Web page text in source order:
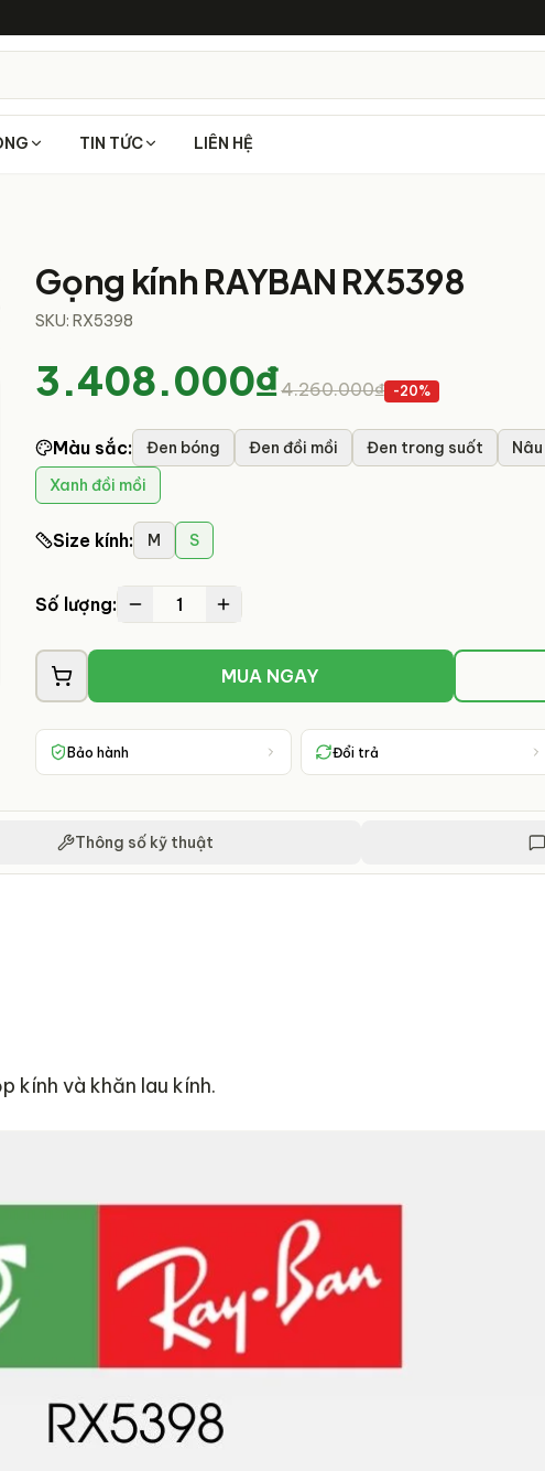
TIN TỨC LIÊN HỆ
Gọng kính RAYBAN RX5398
SKU:RX5398
3.408.000₫4.260.000₫ -20%
Màu sắc: Đen bóng Đen đồi mồi Đen trong suốt Nâu
Xanh đồi mồi
Size kính: M S
Số lượng: 1
MUA NGAY
Bảo hành Đổi trả
Thông số kỹ thuật
kính và khăn lau kính.